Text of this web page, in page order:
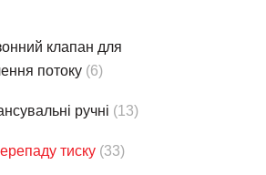
клапан для
потоку (6)
ручні (13)
тиску (33)